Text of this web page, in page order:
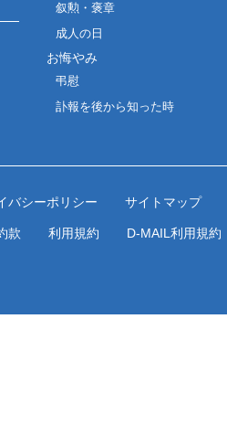
叙勲・褒章
成人の日
お悔やみ
弔慰
訃報を後から知った時
バシーポリシー サイトマップ
款 利用規約 D-MAIL利用規約